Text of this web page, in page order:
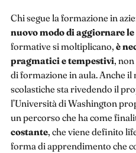
Chi segue la formazione in
nuovo modo di aggiornare
formative si moltiplicano, è
pragmatici e tempestivi,
di formazione in aula. Anche
scolastiche sta rivedendo il
l’Università di Washington
un percorso che ha come
costante, che viene definito
forma di apprendimento che